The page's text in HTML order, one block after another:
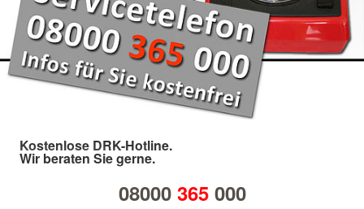
Kostenlose DRK-Hotline.
Wir beraten Sie gerne.
08000 365000